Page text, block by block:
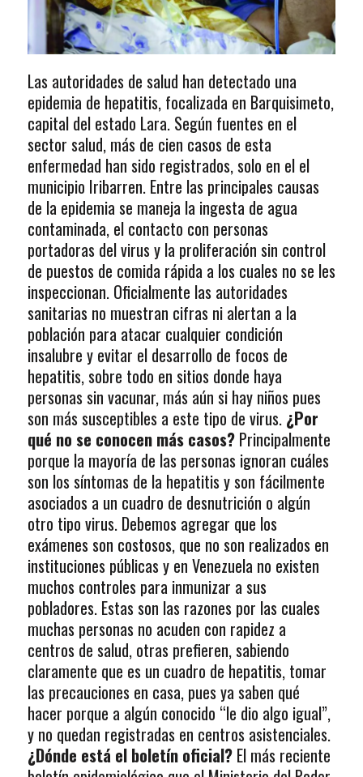
Las autoridades de salud han detectado una
epidemia de hepatitis, focalizada en Barquisimeto,
capital del estado Lara. Según fuentes en el
sector salud, más de cien casos de esta
enfermedad han sido registrados, solo en el el
municipio Iribarren. Entre las principales causas
de la epidemia se maneja la ingesta de agua
contaminada, el contacto con personas
portadoras del virus y la proliferación sin control
de puestos de comida rápida a los cuales no se les
inspeccionan. Oficialmente las autoridades
sanitarias no muestran cifras ni alertan a la
población para atacar cualquier condición
insalubre y evitar el desarrollo de focos de
hepatitis, sobre todo en sitios donde haya
personas sin vacunar, más aún si hay niños pues
son más susceptibles a este tipo de virus. ¿Por
qué no se conocen más casos?Principalmente
porque la mayoría de las personas ignoran cuáles
son los síntomas de la hepatitis y son fácilmente
asociados a un cuadro de desnutrición o algún
otro tipo virus. Debemos agregar que los
exámenes son costosos, que no son realizados en
instituciones públicas y en Venezuela no existen
muchos controles para inmunizar a sus
pobladores. Estas son las razones por las cuales
muchas personas no acuden con rapidez a
centros de salud, otras prefieren, sabiendo
claramente que es un cuadro de hepatitis, tomar
las precauciones en casa, pues ya saben qué
hacer porque a algún conocido “le dio algo igual”,
y no quedan registradas en centros asistenciales.
¿Dónde está el boletín oficial?El más reciente